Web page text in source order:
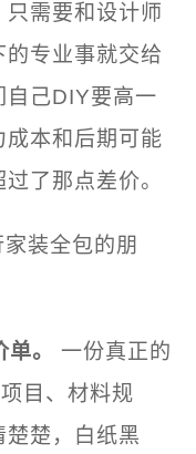
需要和设计师
专业事就交给
自己DIY要高一
成本和后期可能
了那点差价。
装全包的朋
。
一份真正的
目、材料规
楚，白纸黑